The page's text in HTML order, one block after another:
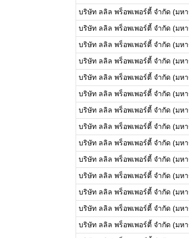
บริษัท ลลิล พร็อพเพอร์ตี้ จำกัด (มห
บริษัท ลลิล พร็อพเพอร์ตี้ จำกัด (มห
บริษัท ลลิล พร็อพเพอร์ตี้ จำกัด (มห
บริษัท ลลิล พร็อพเพอร์ตี้ จำกัด (มห
บริษัท ลลิล พร็อพเพอร์ตี้ จำกัด (มห
บริษัท ลลิล พร็อพเพอร์ตี้ จำกัด (มห
บริษัท ลลิล พร็อพเพอร์ตี้ จำกัด (มห
บริษัท ลลิล พร็อพเพอร์ตี้ จำกัด (มห
บริษัท ลลิล พร็อพเพอร์ตี้ จำกัด (มห
บริษัท ลลิล พร็อพเพอร์ตี้ จำกัด (มห
บริษัท ลลิล พร็อพเพอร์ตี้ จำกัด (มห
บริษัท ลลิล พร็อพเพอร์ตี้ จำกัด (มห
บริษัท ลลิล พร็อพเพอร์ตี้ จำกัด (มห
บริษัท ลลิล พร็อพเพอร์ตี้ จำกัด (มห